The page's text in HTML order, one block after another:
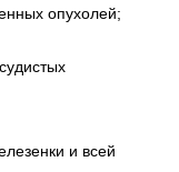
опухолей;
и всей